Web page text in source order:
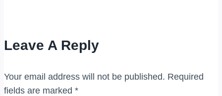
HARGA
(TAMAN
MIDAH)
Leave A Reply
Your email address will not be published. Required
fields are marked *